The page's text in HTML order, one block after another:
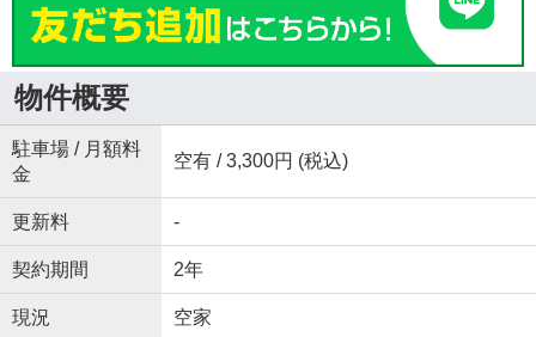
物件概要
駐車場 / 月額料
金
空有 / 3,300円 (税込)
更新料 -
契約期間 2年
現況 空家